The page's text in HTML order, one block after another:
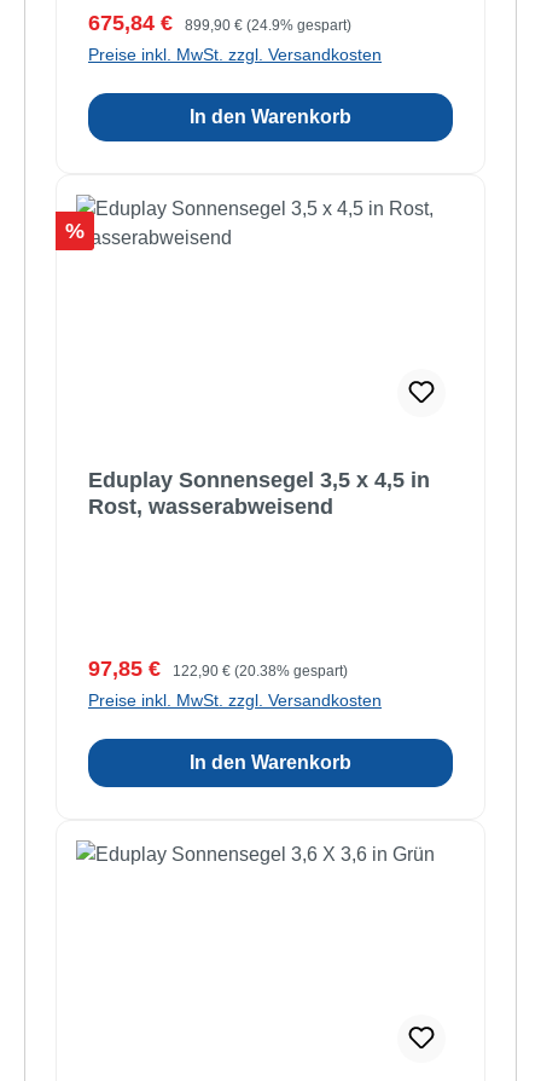
Verkaufspreis:
675,84 € Regulärer Preis:
899,90 € (24.9% gespart)
Preise inkl. MwSt. zzgl. Versandkosten
In den Warenkorb
Rabatt
%
Eduplay Sonnensegel 3,5 x 4,5 in
Rost, wasserabweisend
Verkaufspreis:
97,85 € Regulärer Preis:
122,90 € (20.38% gespart)
Preise inkl. MwSt. zzgl. Versandkosten
In den Warenkorb